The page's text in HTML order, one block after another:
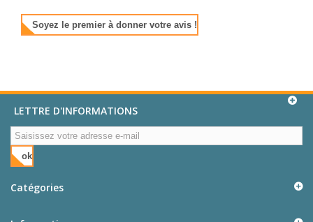
Soyez le premier à donner votre avis !
LETTRE D'INFORMATIONS
ok
Catégories